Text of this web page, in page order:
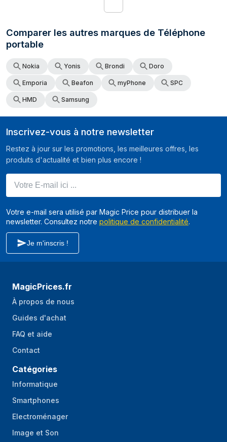
Comparer les autres marques de Téléphone
portable
Nokia Yonis Brondi Doro
Emporia Beafon myPhone SPC
HMD Samsung
Inscrivez-vous à notre newsletter
Restez à jour sur les promotions, les meilleures offres, les
produits d'actualité et bien plus encore !
Votre e-mail sera utilisé par Magic Price pour distribuer la
newsletter. Consultez notre politique de confidentialité.
Je m'inscris !
MagicPrices.fr
À propos de nous
Guides d'achat
FAQ et aide
Contact
Catégories
Informatique
Smartphones
Electroménager
Image et Son